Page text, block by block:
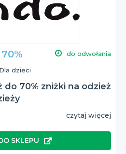
do odwołania
Dla dzieci
do 70% zniżki na odzież
czytaj więcej
SKLEPU